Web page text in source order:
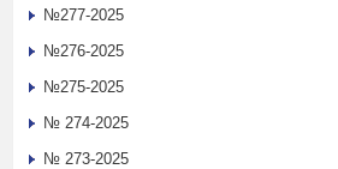
№277-2025
№276-2025
№275-2025
№ 274-2025
№ 273-2025